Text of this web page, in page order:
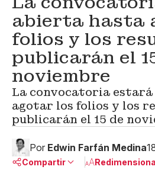
abierta hasta
folios y los
publicarán el
noviembre
La convocatoria
agotar los folios y los
publicarán el 15 de
Por Edwin Farfán Medina
Compartir